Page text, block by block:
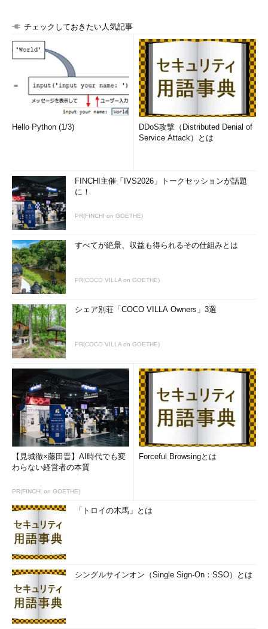
ようだ。
Google Glassでこれまでなかった角度の試合映像を
Google Glassの方は、キングズの選手に加え、チアリーダーや
専属アナウンサー、それにチームマスコット（ぬいぐるみ）など
もGoogle Glassを着用し、これまでになかった角度から試合会場
の模様を伝える、というものらしい。
まずは24日に行われる対インディアナ・ぺーサーズ戦で実験
はできないようだ。
こちらの取り組みでキングズに協力するのは、クラウドオプテ
ィック（CrowdOptic
は既にスタンフォード大学のスポーツ・チームと協力してテスト
を進めているという。下掲の（アメリカン）フットボールの映像
はその一例だ。
動画が取得できませんでした
[Stanford Football: Point-Of-View Cam]。左上に小さ
く表示されているのが撮影者＝Google Glass着用者。
撮影された映像は、テレビやモバイル端末の他、競技場
内の大型モニターにも表示可能だという
ところで、NBAでは1月末に、30年ぶりのトップ交代がある。
現コミッショナーのデビッド・スターン（David Stern）がト
ップに就任した1984年というと、米国はまだレーガン政権下
で、NBAでもマジック・ジョンソン（Ervin Magic Johnson）率
いるLAレイカーズとラリー・バード（Larry Bird）のボストン・
セルティクスとの競り合いは既に始まっていたけれど、全体とし
そんな説明が、このトップ交代に焦点を当てたBusinessweekの
巻頭特集記事に出ている｡
He's Got Next: David Stern Passes the NBA to Adam
この年のドラフトでNBA入りしたマイケル・ジョーダン
（Michael Jordan）、ハキーム・オラジュワン（Hakeem
Olajuwon）、チャールズ・バークレー（Charles Barkley）、ジ
ョン・ストックトン（John Stockton）といったスター選手（い
チェックしておきたい人気記事
Hello Python (1/3)
DDoS攻撃（Distributed Denial of
Service Attack）とは
FINCHI主催「IVS2026」トークセッションが話題
に！
PR(FINCHI on GOETHE)
すべてが絶景、収益も得られるその仕組みとは
PR(COCO VILLA on GOETHE)
シェア別荘「COCO VILLA Owners」3選
PR(COCO VILLA on GOETHE)
【見城徹×藤田晋】AI時代でも変
わらない経営者の本質
PR(FINCHI on GOETHE)
Forceful Browsingとは
「トロイの木馬」とは
シングルサインオン（Single Sign-On：SSO）とは